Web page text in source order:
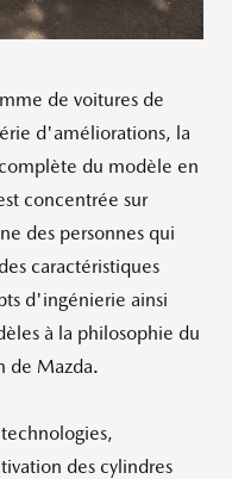
de voitures de
d'améliorations, la
du modèle en
concentrée sur
des personnes qui
caractéristiques
d'ingénierie ainsi
à la philosophie du
de Mazda.
des cylindres